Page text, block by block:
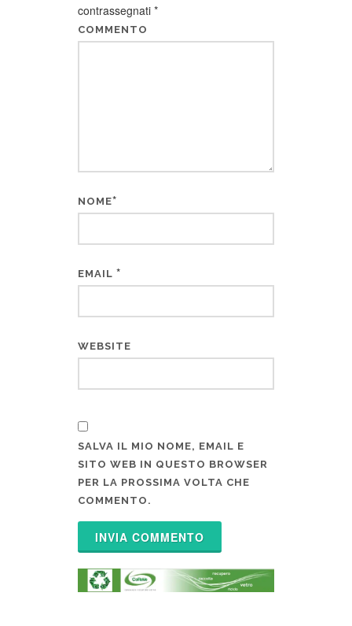
contrassegnati *
COMMENTO
NOME*
EMAIL *
WEBSITE
SALVA IL MIO NOME, EMAIL E
SITO WEB IN QUESTO BROWSER
PER LA PROSSIMA VOLTA CHE
COMMENTO.